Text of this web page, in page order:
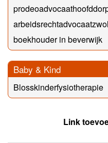
boekhouder in beverwijk
Baby & Kind
Blosskinderfysiotherapie
Link